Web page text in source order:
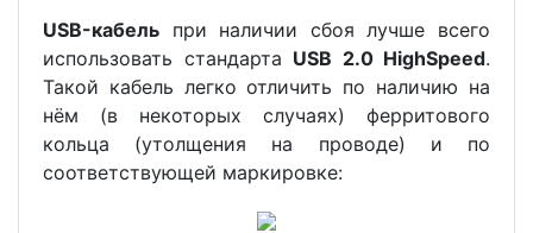
USB-кабель при наличии сбоя лучше всего
использовать стандарта USB 2.0 HighSpeed.
Такой кабель легко отличить по наличию на
нём (в некоторых случаях) ферритового
кольца (утолщения на проводе) и по
соответствующей маркировке: